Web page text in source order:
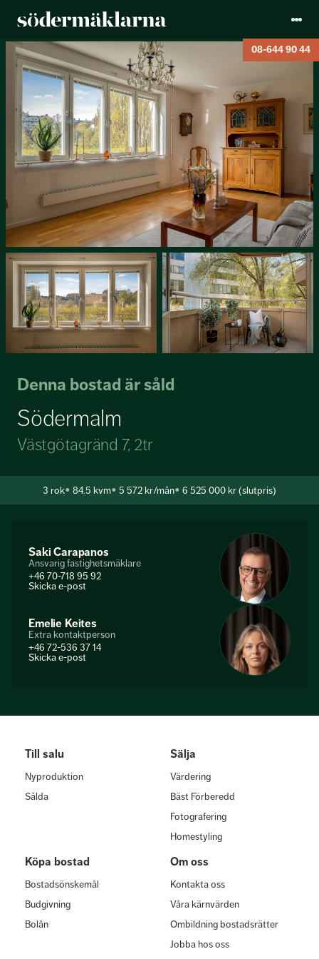
08-644 90 44
Denna bostad är såld
Västgötagränd 7, 2tr
Södermalm
3 rok 84.5 kvm 5 572 kr/mån 6 525 000 kr (slutpris)
Saki Carapanos
Ansvarig fastighetsmäklare
+46 70-718 95 92
Skicka e-post
Emelie Keites
Extra kontaktperson
+46 72-536 37 14
Skicka e-post
Till salu
Nyproduktion
Sålda
Sälja
Värdering
Bäst Förberedd
Fotografering
Homestyling
Köpa bostad
Bostadsönskemål
Budgivning
Bolån
Om oss
Kontakta oss
Våra kärnvärden
Ombildning bostadsrätter
Jobba hos oss